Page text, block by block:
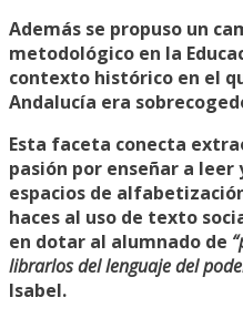
Además se propuso un
metodológico en la
contexto histórico en el
Andalucía era
Esta faceta conecta
pasión por enseñar a
espacios de
haces al uso de texto
en dotar al alumnado de
librarlos del lenguaje del
Isabel.